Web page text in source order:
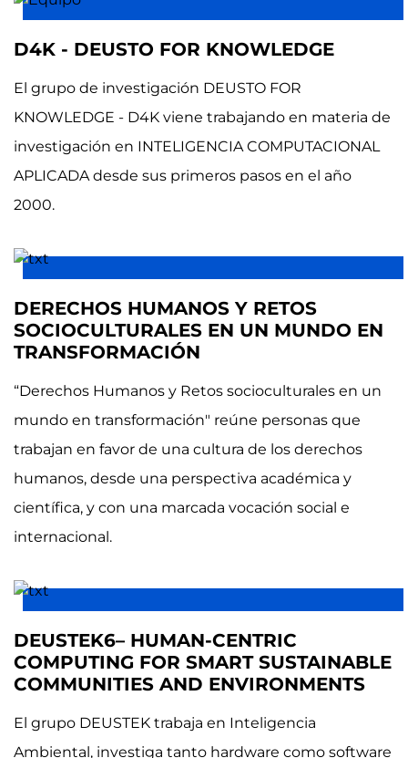
D4K - DEUSTO FOR KNOWLEDGE
El grupo de investigación DEUSTO FOR
KNOWLEDGE - D4K viene trabajando en materia de
investigación en INTELIGENCIA COMPUTACIONAL
APLICADA desde sus primeros pasos en el año
2000.
DERECHOS HUMANOS Y RETOS
SOCIOCULTURALES EN UN MUNDO EN
TRANSFORMACIÓN
“Derechos Humanos y Retos socioculturales en un
mundo en transformación" reúne personas que
trabajan en favor de una cultura de los derechos
humanos, desde una perspectiva académica y
científica, y con una marcada vocación social e
internacional.
DEUSTEK6– HUMAN-CENTRIC
COMPUTING FOR SMART SUSTAINABLE
COMMUNITIES AND ENVIRONMENTS
El grupo DEUSTEK trabaja en Inteligencia
Ambiental, investiga tanto hardware como software